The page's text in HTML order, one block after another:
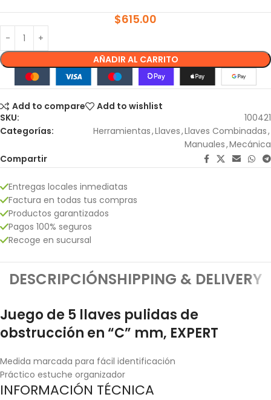
$615.00
AÑADIR AL CARRITO
Add to compare
Add to wishlist
SKU:
100421
Categorías:
Herramientas,Llaves,Llaves Combinadas,
Manuales,Mecánica
Compartir
Entregas locales inmediatas
Factura en todas tus compras
Productos garantizados
Pagos 100% seguros
Recoge en sucursal
DESCRIPCIÓNSHIPPING & DELIVERY
Juego de 5 llaves pulidas de
obstrucción en “C” mm, EXPERT
Medida marcada para fácil identificación
Práctico estuche organizador
INFORMACIÓN TÉCNICA